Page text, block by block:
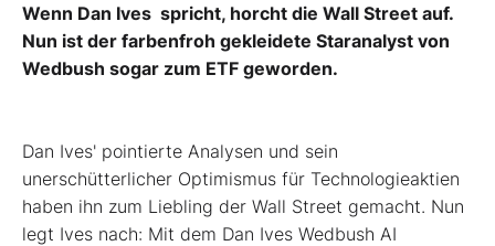
Kontakt
Wenn Dan Ives spricht, horcht die Wall Street auf.
Nun ist der farbenfroh gekleidete Staranalyst von
Wedbush sogar zum ETF geworden.
Dan Ives' pointierte Analysen und sein
unerschütterlicher Optimismus für Technologieaktien
haben ihn zum Liebling der Wall Street gemacht. Nun
legt Ives nach: Mit dem Dan Ives Wedbush AI